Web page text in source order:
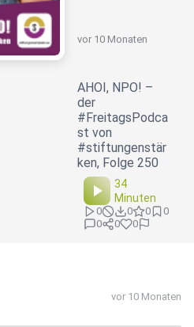
vor 10 Monaten
AHOI, NPO! –
der
#FreitagsPodca
st von
#stiftungenstär
ken, Folge 250
34
Minuten
0 0 0
0
0
0 0
vor 10 Monaten